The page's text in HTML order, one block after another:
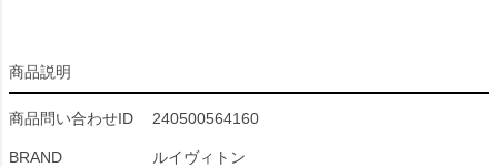
商品説明
商品問い合わせID 240500564160
BRAND ルイヴィトン